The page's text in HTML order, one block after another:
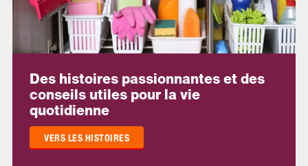
Des histoires passionnantes et des
conseils utiles pour la vie
quotidienne
VERS LES HISTOIRES